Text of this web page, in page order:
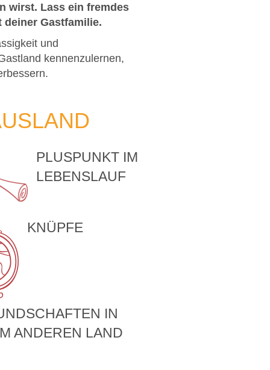
wirst. Lass ein fremdes
deiner Gastfamilie.
und
kennenzulernen,
PLUSPUNKT IM
LEBENSLAUF
KNÜPFE
IN
ANDEREN LAND